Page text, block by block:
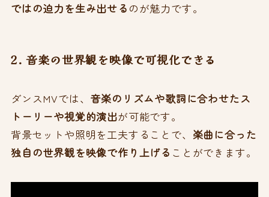
ではの迫力を生み出せる のが魅力です。
2. 音楽の世界観を映像で可視化できる
ダンスMVでは、 音楽のリズムや歌詞に合わせたス
トーリーや視覚的演出が可能です。
背景セットや照明を工夫することで、 楽曲に合った
独自の世界観を映像で作り上げる ことができます。